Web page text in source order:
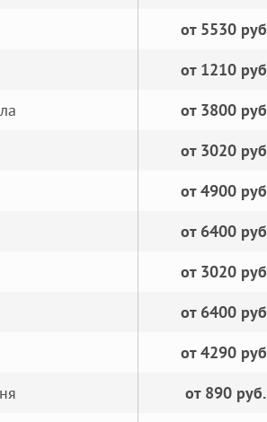
от 5530
от 1210
от 3800
от 3020
от 4900
от 6400
от 3020
от 6400
от 4290
от 890 руб.